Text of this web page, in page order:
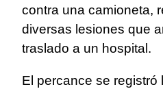
contra una camioneta,
diversas lesiones que
traslado a un hospital.
El percance se registró